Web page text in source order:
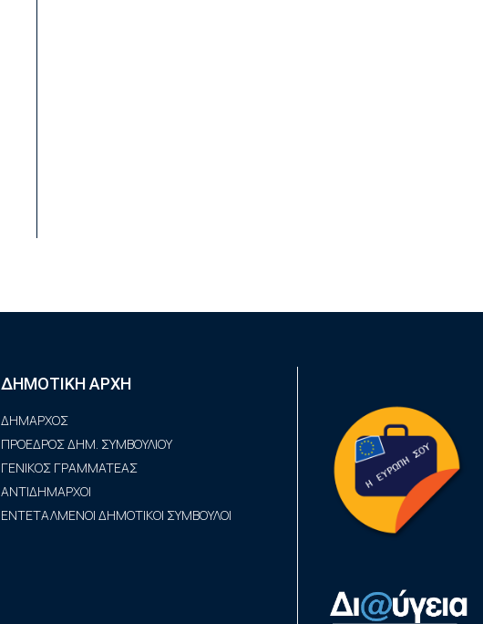
ΔΗΜΟΤΙΚΗ ΑΡΧΗ
ΔΗΜΑΡΧΟΣ
ΠΡΟΕΔΡΟΣ ΔΗΜ. ΣΥΜΒΟΥΛΙΟΥ
ΓΕΝΙΚΟΣ ΓΡΑΜΜΑΤΕΑΣ
ΑΝΤΙΔΗΜΑΡΧΟΙ
ΕΝΤΕΤΑΛΜΕΝΟΙ ΔΗΜΟΤΙΚΟΙ ΣΥΜΒΟΥΛΟΙ